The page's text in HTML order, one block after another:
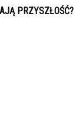
PRZYSZŁOŚĆ?